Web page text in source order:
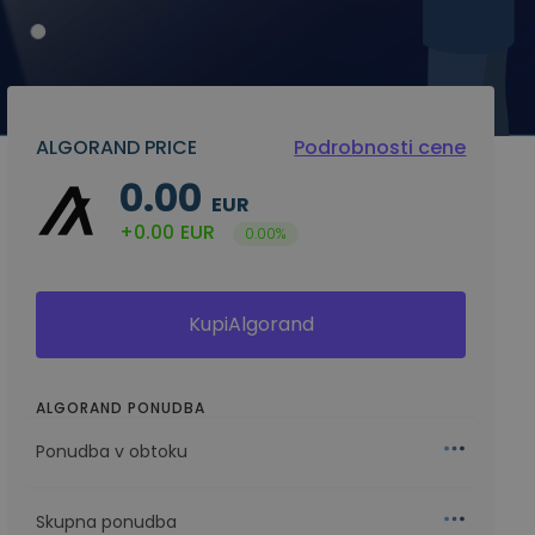
ALGORAND PRICE Podrobnosti cene
0.00 EUR
+0.00 EUR 0.00%
KupiAlgorand
ALGORAND PONUDBA
Ponudba v obtoku
Skupna ponudba